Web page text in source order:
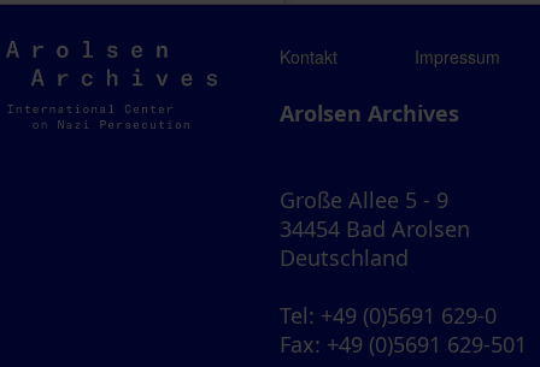
Arolsen
Archives
Kontakt Impressum
Arolsen Archives
Große Allee 5 - 9
34454 Bad Arolsen
Deutschland
Tel: +49 (0)5691 629-0
Fax: +49 (0)5691 629-501